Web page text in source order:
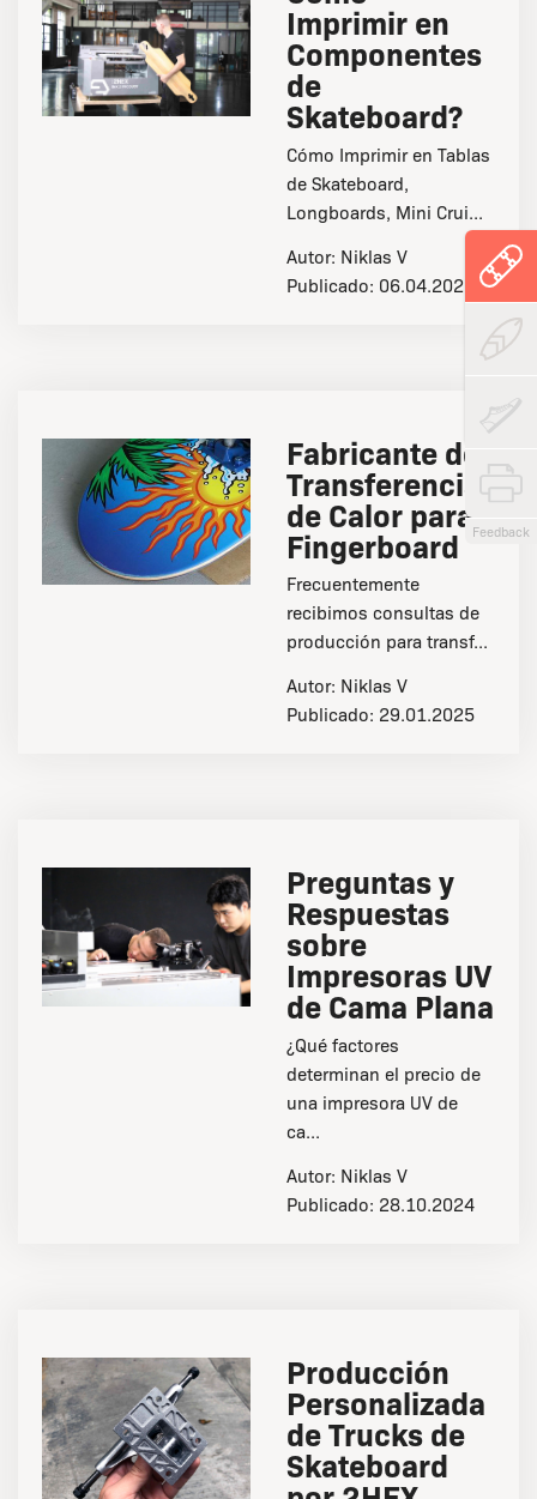
Feedback
Imprimir en
Componentes
de
Skateboard?
Cómo Imprimir en Tablas
de Skateboard,
Longboards, Mini Crui...
Autor: Niklas V
Publicado: 06.04.2025
Fabricante de
Transferencias
de Calor para
Fingerboard
Frecuentemente
recibimos consultas de
producción para transf...
Autor: Niklas V
Publicado: 29.01.2025
Preguntas y
Respuestas
sobre
Impresoras UV
de Cama Plana
¿Qué factores
determinan el precio de
una impresora UV de
ca...
Autor: Niklas V
Publicado: 28.10.2024
Producción
Personalizada
de Trucks de
Skateboard